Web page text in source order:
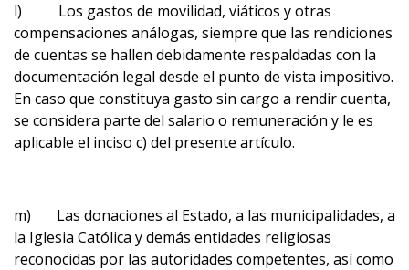
l) Los gastos de movilidad, viáticos y otras
compensaciones análogas, siempre que las rendiciones
de cuentas se hallen debidamente respaldadas con la
documentación legal desde el punto de vista impositivo.
En caso que constituya gasto sin cargo a rendir cuenta,
se considera parte del salario o remuneración y le es
aplicable el inciso c) del presente artículo.
m) Las donaciones al Estado, a las municipalidades, a
la Iglesia Católica y demás entidades religiosas
reconocidas por las autoridades competentes, así como